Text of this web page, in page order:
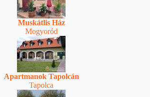
Muskátlis Ház
Mogyoród
Apartmanok Tapolcán
Tapolca